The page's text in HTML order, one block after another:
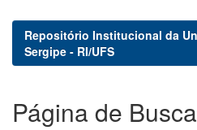
Repositório Institucional da
Sergipe - RI/UFS
Página de Busca